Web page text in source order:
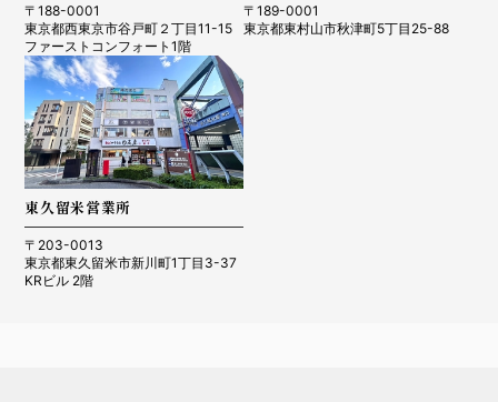
〒188-0001
東京都西東京市谷戸町２丁目11-15
ファーストコンフォート1階
〒189-0001
東京都東村山市秋津町5丁目25-88
東久留米営業所
〒203-0013
東京都東久留米市新川町1丁目3-37
KRビル 2階